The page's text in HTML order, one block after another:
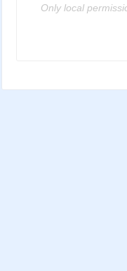
Only local